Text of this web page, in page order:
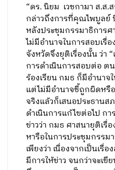
“ดร. นิยม เวชกามา ส.ส.
กล่าวถึงการที่คุณไพบูลย์
หลังประชุมกรรมาธิการศ
ไม่มีอำนาจในการสอบเรื่
จังหวัดจึงยุติเรื่องนั้น ว่า
การดำเนินการสอบต่อ ต
ร้องเรียน กมธ ก็มีอำนาจ
แต่ไม่มีอำนาจชี้ถูกผิดหรือ
จริงแล้วก็เสนอประธานส
ดำเนินการแก้ไขต่อไป ก
ข่าวว่า กมธ ศาสนายุติเรื่
หารือในการประชุมกรรม
เพียงว่า เนื่องจากเป็นเรื่
มีการให้ข่าว จนกว่าจะเขี